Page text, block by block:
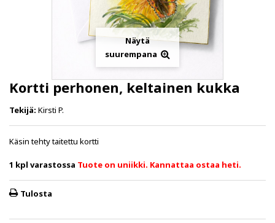
Näytä
suurempana
Kortti perhonen, keltainen kukka
Tekijä: Kirsti P.
Käsin tehty taitettu kortti
1 kpl varastossa Tuote on uniikki. Kannattaa ostaa heti.
Tulosta